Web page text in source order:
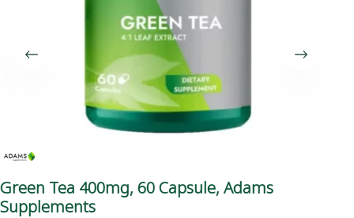
Green Tea 400mg, 60 Capsule, Adams
Supplements